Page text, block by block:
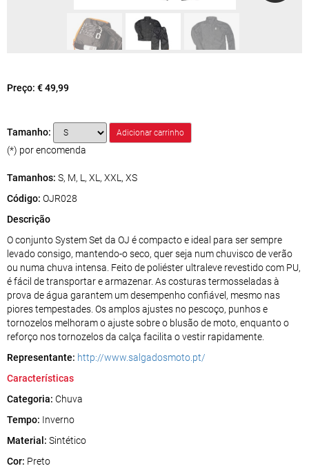
Preço: € 49,99
Tamanho:
(*) por encomenda
Tamanhos: S, M, L, XL, XXL, XS
Código: OJR028
Descrição
O conjunto System Set da OJ é compacto e ideal para ser sempre
levado consigo, mantendo-o seco, quer seja num chuvisco de verão
ou numa chuva intensa. Feito de poliéster ultraleve revestido com PU,
é fácil de transportar e armazenar. As costuras termosseladas à
prova de água garantem um desempenho confiável, mesmo nas
piores tempestades. Os amplos ajustes no pescoço, punhos e
tornozelos melhoram o ajuste sobre o blusão de moto, enquanto o
reforço nos tornozelos da calça facilita o vestir rapidamente.
Representante: http://www.salgadosmoto.pt/
Características
Categoria: Chuva
Tempo: Inverno
Material: Sintético
Cor: Preto